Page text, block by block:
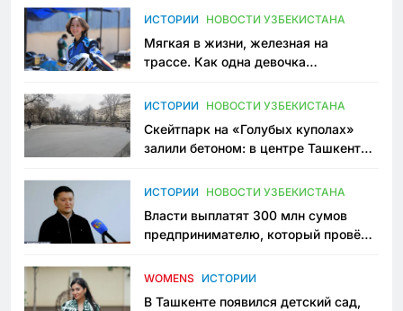
ИСТОРИИ НОВОСТИ УЗБЕКИСТАНА
Мягкая в жизни, железная на
трассе. Как одна девочка
Узбекистане
ИСТОРИИ НОВОСТИ УЗБЕКИСТАНА
Скейтпарк на «Голубых куполах»
залили бетоном: в центре Ташкента
пространство
ИСТОРИИ НОВОСТИ УЗБЕКИСТАНА
Власти выплатят 300 млн сумов
предпринимателю, который провёл
приговору
WOMENS ИСТОРИИ
В Ташкенте появился детский сад,